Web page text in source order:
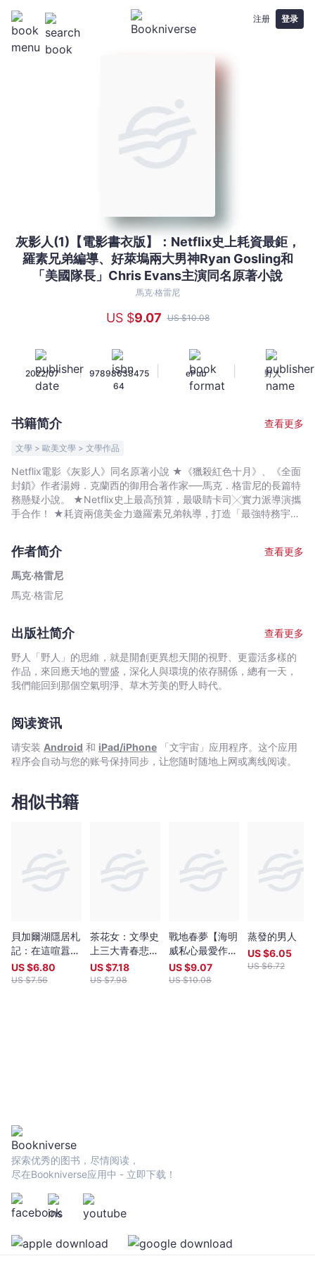
注册 登录
灰
版】：
Netflix
上
耗
最
鉅，
羅
兄
編
導、
萊
兩
大
神
Ryan
Gosling
和
國
名
原
著
小
文
宇
宙
Bookniverse
灰影人(1)【電影書衣版】：Netflix史上耗資最鉅，
羅素兄弟編導、好萊塢兩大男神Ryan Gosling和
「美國隊長」Chris Evans主演同名原著小說
馬克‧格雷尼
US $9.07 US $10.08
2022/07 |
97898638475
64
ePub 野人
书籍简介 查看更多
文學 > 歐美文學 > 文學作品
Netflix電影《灰影人》同名原著小說 ★《獵殺紅色十月》、《全面
封鎖》作者湯姆．克蘭西的御用合著作家──馬克．格雷尼的長篇特
務懸疑小說。 ★Netflix史上最高預算，最吸睛卡司╳實力派導演攜
手合作！ ★耗資兩億美金力邀羅素兄弟執導，打造「最強特務宇
球知名驚悚小說家李查德盛情推薦： 「堅定、毫不退縮──這正是驚
悚故事所具備的元素。」 那些躲在暗處的人稱他為「灰影
人」。 但對「灰影人」來說，殺戮與生存之間，卻沒有灰色地
帶。 他究竟是為了別人而殺人？還是為了活下去而殺人？
情局最精銳的頂級特務，他沒有親人、朋友，只有關於他的流言在
特務界不斷流傳。寡言、低調、來去無蹤的他，只要出手總是彈無
虛發，精準完成所有任務。在「業界」裡，他就是傳說中的「灰影
人」。 「這世上總有該被除掉的壞人。」──這是他唯一的信
條，他每一次殺人的原因。 然而，黑暗注定如影隨形。 在
影人」的項上人頭。作為要脅，洛伊還擄走詹特利的管理人一家五
必須在短短四天內橫跨整個歐洲，從覆滿白雪的瑞士高山到充滿觀
光客與「街頭藝術家」的花都巴黎，獨自對付來自十二國的五十多
人能否堅守他的信條，成功完成救援？ 智力、勇氣、子彈、火
藥與近身肉搏， 只有其中一方死亡，才是一切的終結。
作者简介
查看更多
馬克‧格雷尼
馬克‧格雷尼
出版社简介
查看更多
野人「野人」的思維，就是開創更異想天開的視野、更靈活多樣的
作品，來回應天地的豐盛，深化人與環境的依存關係，總有一天，
我們能回到那個空氣明淨、草木芳美的野人時代。
阅读资讯
请安装 Android 和 iPad/iPhone 「文宇宙」应用程序。这个应用
程序会自动与您的账号保持同步，让您随时随地上网或离线阅读。
相似书籍
貝加爾湖隱居札
記：在這喧囂的
世界， 一個人
到西伯利亞森林
US $6.80
US $7.56
茶花女：文學史
上三大青春悲戀
小說，小仲馬成
名代表作
US $7.18
US $7.98
戰地春夢【海明
威私心最愛作
品，睽違半世
紀，全新繁體中
US $9.07
US $10.08
蒸發的男人
US $6.05
US $6.72
探索优秀的图书，尽情阅读，
尽在Bookniverse应用中 - 立即下载！